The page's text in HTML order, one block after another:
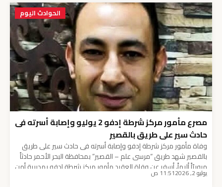
الحوادث اليوم
مصرع مأمور مركز شرطة إدفو 2 يوليو وإصابة أسرته فى
حادث سير على طريق بالقصير
وفاة مأمور مركز شرطة إدفو وإصابة أسرته فى حادث سير على طريق
بالقصير شهد طريق “مرسى علم – القصير” بمحافظة البحر الأحمر حادثاً
مروريّاً أليماً، أسفر عن وفاة العقيد مأمور مركز شرطة إدفو بمديرية أمن
أسوان، وإصابة أفراد أسرته بإصابات متفرقة، إثر انقلاب سيارتهم الملاكي
يوليو 2, 2026 11:51 ص